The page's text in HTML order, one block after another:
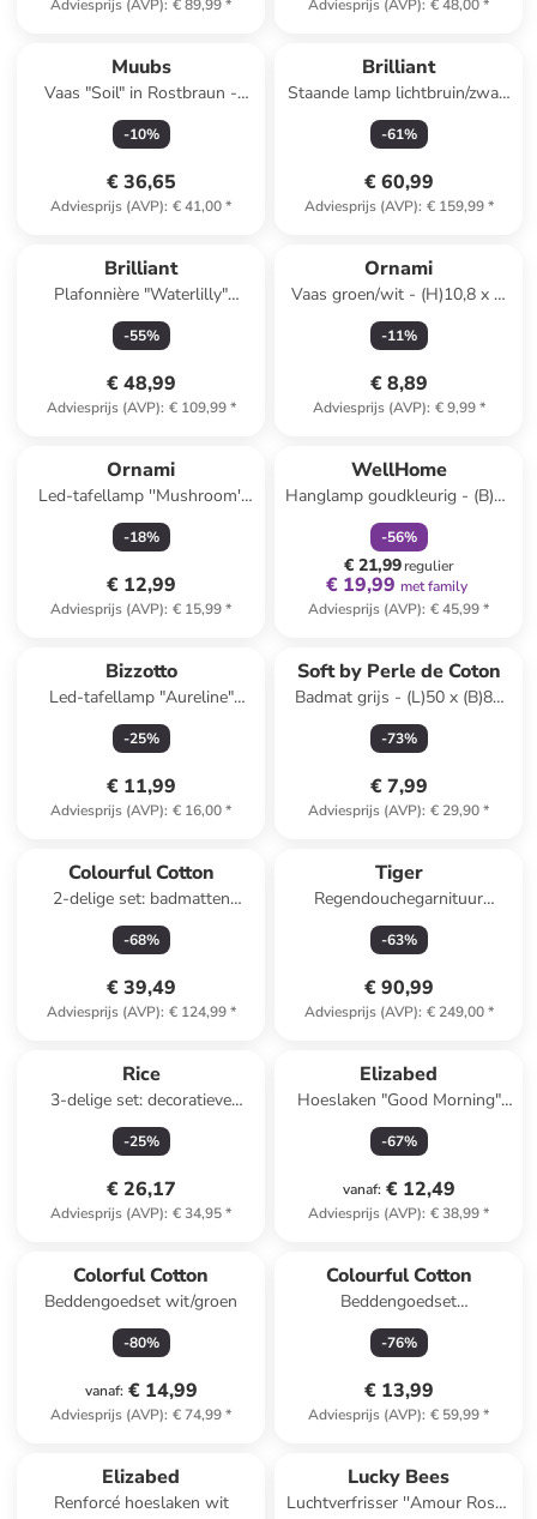
Adviesprijs (AVP): € 89,99* Adviesprijs (AVP): € 48,00*
Muubs
Vaas "Soil" in Rostbraun -
(H)21,5 x Ø 18 cm
-10%
€ 36,65
Adviesprijs (AVP): € 41,00*
Brilliant
Staande lamp lichtbruin/zwart
- (H)161,5 x Ø 38 cm
-61%
€ 60,99
Adviesprijs (AVP): € 159,99*
Brilliant
Plafonnière "Waterlilly"
lichtbruin/grijs - Ø 35 cm
-55%
€ 48,99
Adviesprijs (AVP): € 109,99*
Ornami
Vaas groen/wit - (H)10,8 x Ø
10,7 cm
-11%
€ 8,89
Adviesprijs (AVP): € 9,99*
Ornami
Led-tafellamp ''Mushroom''
zilverkleurig - (H)20,5 x Ø
15,5 cm
-18%
€ 12,99
Adviesprijs (AVP): € 15,99*
WellHome
Hanglamp goudkleurig - (B)50
x (H)30 cm
-56%
€ 21,99regulier
€ 19,99 met family
Adviesprijs (AVP): € 45,99*
Bizzotto
Led-tafellamp "Aureline"
taupe - (H)19 x Ø 12 cm
-25%
€ 11,99
Adviesprijs (AVP): € 16,00*
Soft by Perle de Coton
Badmat grijs - (L)50 x (B)80
cm
-73%
€ 7,99
Adviesprijs (AVP): € 29,90*
Colourful Cotton
2-delige set: badmatten
"Havai" bruin
-68%
€ 39,49
Adviesprijs (AVP): € 124,99*
Tiger
Regendouchegarnituur
"Akcent" zilverkleurig/wit
-63%
€ 90,99
Adviesprijs (AVP): € 249,00*
Rice
3-delige set: decoratieve
objecten groen/wit
-25%
€ 26,17
Adviesprijs (AVP): € 34,95*
Elizabed
Hoeslaken "Good Morning"
grijs
-67%
vanaf: € 12,49
Adviesprijs (AVP): € 38,99*
Colorful Cotton
Beddengoedset wit/groen
-80%
vanaf: € 14,99
Adviesprijs (AVP): € 74,99*
Colourful Cotton
Beddengoedset
donkerblauw/wit
-76%
€ 13,99
Adviesprijs (AVP): € 59,99*
Elizabed
Renforcé hoeslaken wit
Lucky Bees
Luchtverfrisser ''Amour Rose''